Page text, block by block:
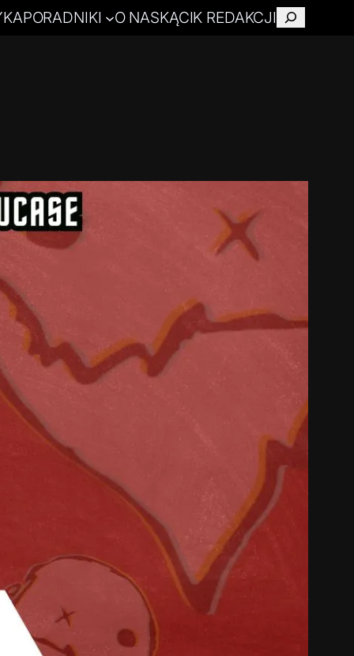
PORADNIKI O NASKĄCIK REDAKCJI Szukaj